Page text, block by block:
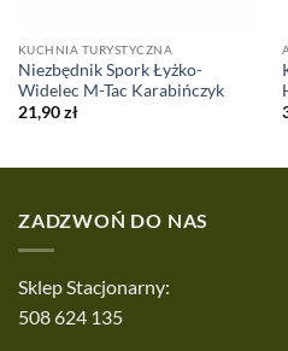
KUCHNIA TURYSTYCZNA
Niezbędnik Spork Łyżko-
Widelec M-Tac Karabińczyk
21,90zł
ZADZWOŃ DO NAS
Sklep Stacjonarny:
508 624 135